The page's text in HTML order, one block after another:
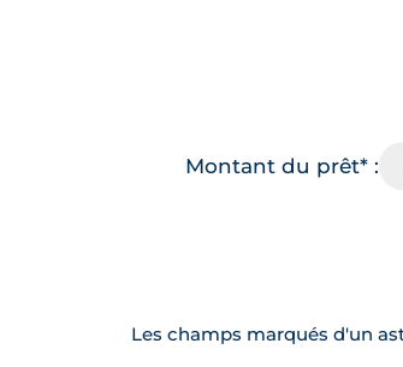
Montant du prêt* :
Les champs marqués d'un